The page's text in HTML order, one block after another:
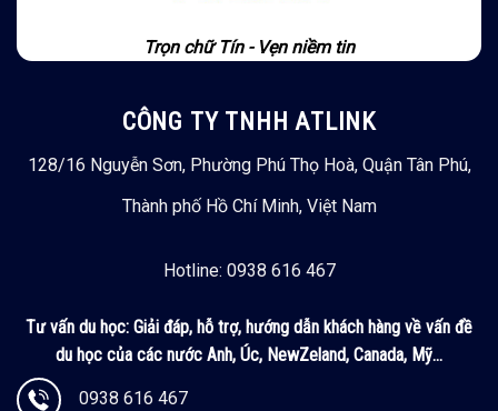
Trọn chữ Tín - Vẹn niềm tin
CÔNG TY TNHH ATLINK
128/16 Nguyễn Sơn, Phường Phú Thọ Hoà, Quận Tân Phú,
Thành phố Hồ Chí Minh, Việt Nam
Hotline: 0938 616 467
Tư vấn du học: Giải đáp, hỗ trợ, hướng dẫn khách hàng về vấn đề
du học của các nước Anh, Úc, NewZeland, Canada, Mỹ...
0938 616 467